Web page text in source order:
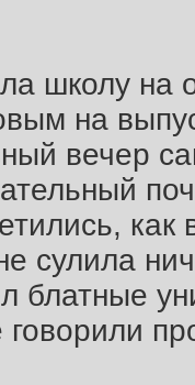
школу на
на
вечер
как
сулила
блатные